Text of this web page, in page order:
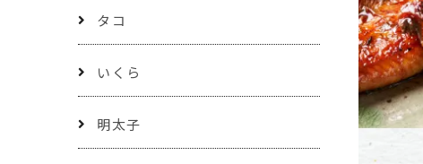
タコ
いくら
明太子